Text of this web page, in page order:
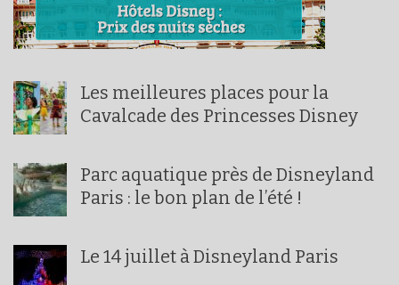
Les meilleures places pour la
Cavalcade des Princesses Disney
Parc aquatique près de Disneyland
Paris : le bon plan de l’été !
Le 14 juillet à Disneyland Paris